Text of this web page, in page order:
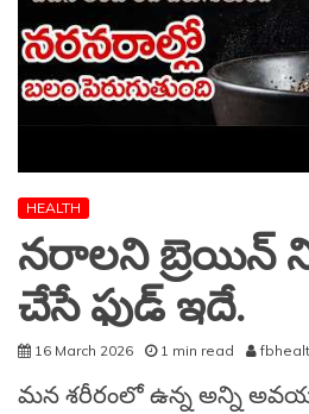
HEALTH
నరాలని బ్రెయిన్
చేసే ఫుడ్ ఇదే.
16 March 2026 1 min read
మన శరీరంలో ఉన్న అన్ని